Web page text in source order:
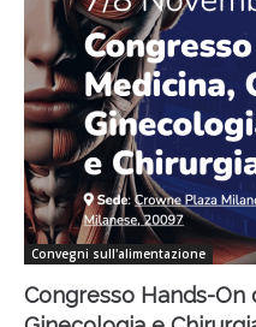
Convegni sull'alimentazione
Congresso Hands-On